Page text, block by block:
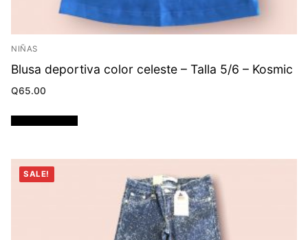
NIÑAS
Blusa deportiva color celeste – Talla 5/6 – Kosmic
Q65.00
SALE!